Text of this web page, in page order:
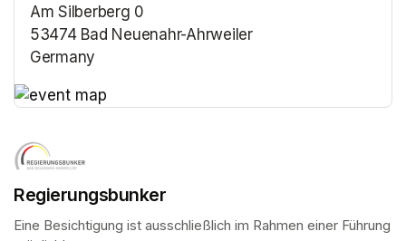
Am Silberberg 0
53474 Bad Neuenahr-Ahrweiler
Germany
Regierungsbunker
Eine Besichtigung ist ausschließlich im Rahmen einer Führung